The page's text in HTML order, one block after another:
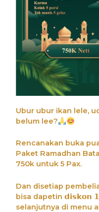
Ubur ubur ikan lele,
belum lee?
Rencanakan buka
Paket Ramadhan
750k untuk 5 Pax.
Dan disetiap
bisa dapetin 𝗱𝗶𝘀𝗸𝗼𝗻
selanjutnya di menu